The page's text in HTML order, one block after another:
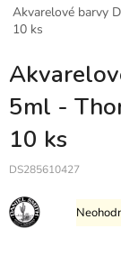
Akvarelové barvy
10 ks
5ml -
10 ks
DS285610427